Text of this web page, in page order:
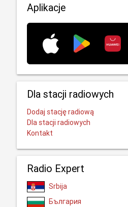
Aplikacje
Dla stacji radiowych
Dodaj stację radiową
Dla stacji radiowych
Kontakt
Radio Expert
Srbija
България